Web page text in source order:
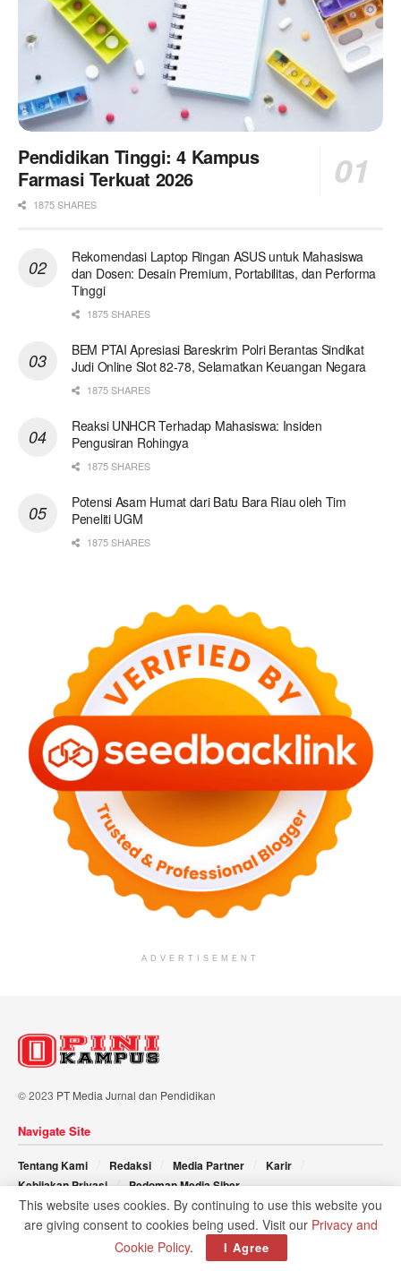
Pendidikan Tinggi: 4 Kampus
Farmasi Terkuat 2026
1875 SHARES
Rekomendasi Laptop Ringan ASUS untuk Mahasiswa
dan Dosen: Desain Premium, Portabilitas, dan Performa
Tinggi
1875 SHARES
BEM PTAI Apresiasi Bareskrim Polri Berantas Sindikat
Judi Online Slot 82-78, Selamatkan Keuangan Negara
1875 SHARES
Reaksi UNHCR Terhadap Mahasiswa: Insiden
Pengusiran Rohingya
1875 SHARES
Potensi Asam Humat dari Batu Bara Riau oleh Tim
Peneliti UGM
1875 SHARES
ADVERTISEMENT
© 2023 PT Media Jurnal dan Pendidikan
Navigate Site
Tentang Kami Redaksi Media Partner
Karir
Kebijakan Privasi
Pedoman Media Siber
Follow Us
This website uses cookies. By continuing to use this website you
are giving consent to cookies being used. Visit our Privacy and
Cookie Policy. I Agree